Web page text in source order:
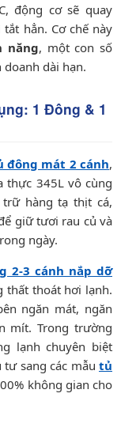
động cơ sẽ quay
hẳn. Cơ chế này
năng, một con số
dài hạn.
1 Đông & 1
đông mát 2 cánh,
thực 345L vô cùng
hàng tạ thịt cá,
giữ tươi rau củ và
ngày.
2-3 cánh nắp dỡ
thất thoát hơi lạnh.
ngăn mát, ngăn
mít. Trong trường
lạnh chuyên biệt
sang các mẫu tủ
không gian cho